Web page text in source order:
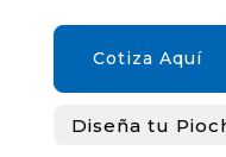
Cotiza Aquí
Diseña tu